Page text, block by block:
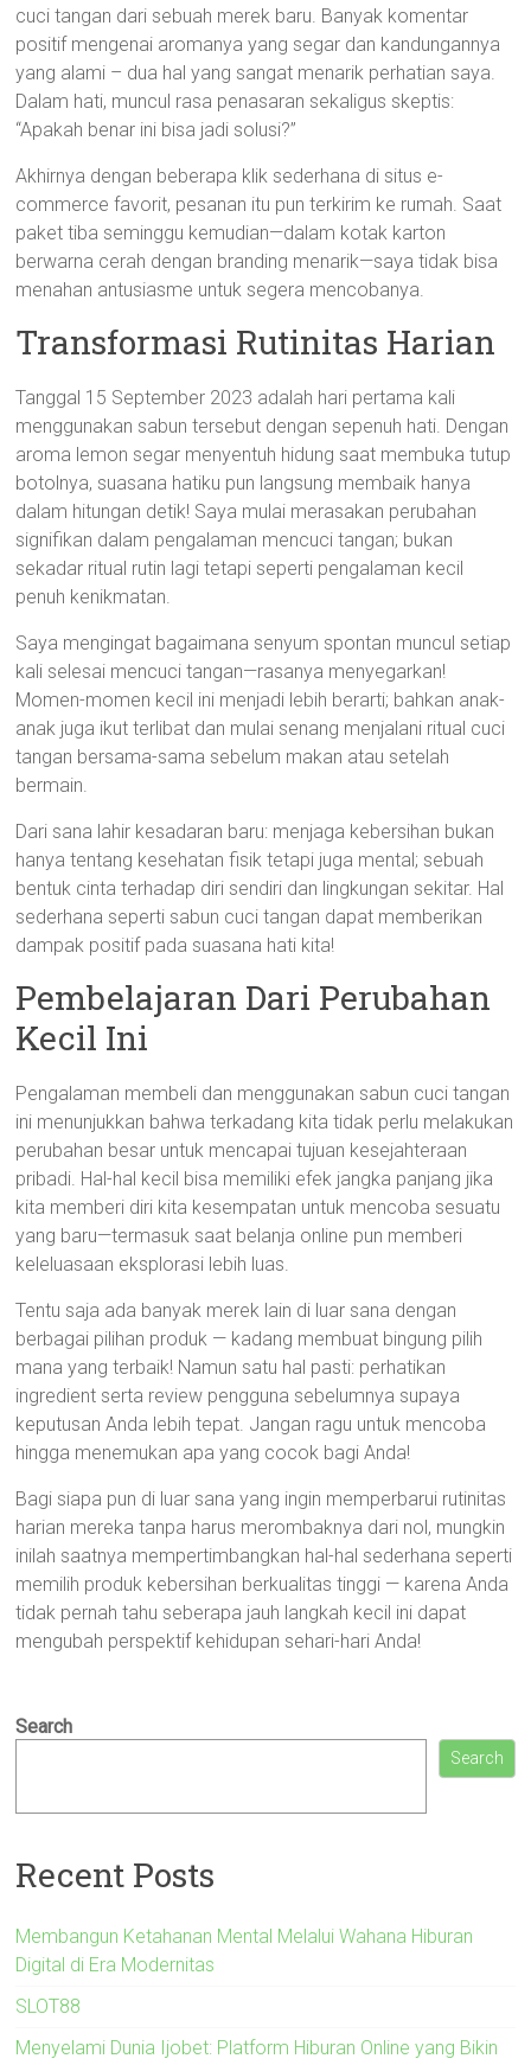
cuci tangan dari sebuah merek baru. Banyak komentar
positif mengenai aromanya yang segar dan kandungannya
yang alami – dua hal yang sangat menarik perhatian saya.
Dalam hati, muncul rasa penasaran sekaligus skeptis:
“Apakah benar ini bisa jadi solusi?”
Akhirnya dengan beberapa klik sederhana di situs e-
commerce favorit, pesanan itu pun terkirim ke rumah. Saat
paket tiba seminggu kemudian—dalam kotak karton
berwarna cerah dengan branding menarik—saya tidak bisa
menahan antusiasme untuk segera mencobanya.
Transformasi Rutinitas Harian
Tanggal 15 September 2023 adalah hari pertama kali
menggunakan sabun tersebut dengan sepenuh hati. Dengan
aroma lemon segar menyentuh hidung saat membuka tutup
botolnya, suasana hatiku pun langsung membaik hanya
dalam hitungan detik! Saya mulai merasakan perubahan
signifikan dalam pengalaman mencuci tangan; bukan
sekadar ritual rutin lagi tetapi seperti pengalaman kecil
penuh kenikmatan.
Saya mengingat bagaimana senyum spontan muncul setiap
kali selesai mencuci tangan—rasanya menyegarkan!
Momen-momen kecil ini menjadi lebih berarti; bahkan anak-
anak juga ikut terlibat dan mulai senang menjalani ritual cuci
tangan bersama-sama sebelum makan atau setelah
bermain.
Dari sana lahir kesadaran baru: menjaga kebersihan bukan
hanya tentang kesehatan fisik tetapi juga mental; sebuah
bentuk cinta terhadap diri sendiri dan lingkungan sekitar. Hal
sederhana seperti sabun cuci tangan dapat memberikan
dampak positif pada suasana hati kita!
Pembelajaran Dari Perubahan
Kecil Ini
Pengalaman membeli dan menggunakan sabun cuci tangan
ini menunjukkan bahwa terkadang kita tidak perlu melakukan
perubahan besar untuk mencapai tujuan kesejahteraan
pribadi. Hal-hal kecil bisa memiliki efek jangka panjang jika
kita memberi diri kita kesempatan untuk mencoba sesuatu
yang baru—termasuk saat belanja online pun memberi
keleluasaan eksplorasi lebih luas.
Tentu saja ada banyak merek lain di luar sana dengan
berbagai pilihan produk — kadang membuat bingung pilih
mana yang terbaik! Namun satu hal pasti: perhatikan
ingredient serta review pengguna sebelumnya supaya
keputusan Anda lebih tepat. Jangan ragu untuk mencoba
hingga menemukan apa yang cocok bagi Anda!
Bagi siapa pun di luar sana yang ingin memperbarui rutinitas
harian mereka tanpa harus merombaknya dari nol, mungkin
inilah saatnya mempertimbangkan hal-hal sederhana seperti
memilih produk kebersihan berkualitas tinggi — karena Anda
tidak pernah tahu seberapa jauh langkah kecil ini dapat
mengubah perspektif kehidupan sehari-hari Anda!
Search
Search
Recent Posts
Membangun Ketahanan Mental Melalui Wahana Hiburan
Digital di Era Modernitas
SLOT88
Menyelami Dunia Ijobet: Platform Hiburan Online yang Bikin